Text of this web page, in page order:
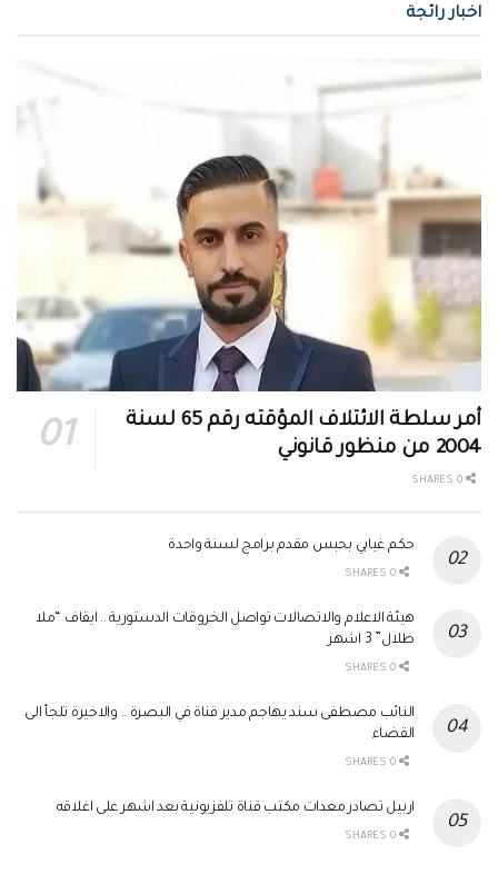
اخبار رائجة
أمر سلطة الائتلاف المؤقته رقم 65 لسنة
2004 من منظور قانوني
0 SHARES
حكم غيابي بحبس مقدم برامج لسنة واحدة
0 SHARES
هيئة الاعلام والاتصالات تواصل الخروقات الدستورية .. ايقاف “ملا
طلال” 3 اشهر
0 SHARES
النائب مصطفى سند يهاجم مدير قناة في البصرة .. والاخيرة تلجأ الى
القضاء
0 SHARES
اربيل تصادر معدات مكتب قناة تلفزيونية بعد اشهر على اغلاقه
0 SHARES